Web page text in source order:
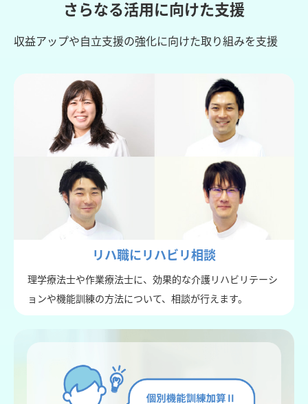
さらなる活用に向けた支援
収益アップや自立支援の強化に向けた取り組みを支援
リハ職にリハビリ相談
理学療法士や作業療法士に、効果的な介護リハビリテーシ
ョンや機能訓練の方法について、相談が行えます。